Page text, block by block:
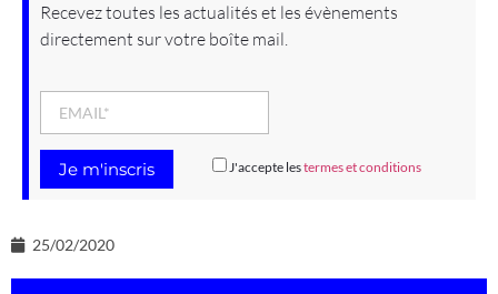
Recevez toutes les actualités et les évènements
directement sur votre boîte mail.
J'accepte lestermes et conditions
25/02/2020